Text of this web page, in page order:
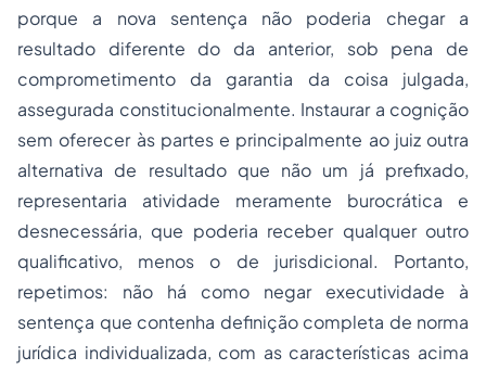
porque a nova sentença não poderia chegar a
resultado diferente do da anterior, sob pena de
comprometimento da garantia da coisa julgada,
assegurada constitucionalmente. Instaurar a cognição
sem oferecer às partes e principalmente ao juiz outra
alternativa de resultado que não um já prefixado,
representaria atividade meramente burocrática e
desnecessária, que poderia receber qualquer outro
qualificativo, menos o de jurisdicional. Portanto,
repetimos: não há como negar executividade à
sentença que contenha definição completa de norma
jurídica individualizada, com as características acima